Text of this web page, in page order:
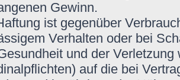
Gewinn.
ist gegenüber
Verhalten oder bei
und der
auf die bei